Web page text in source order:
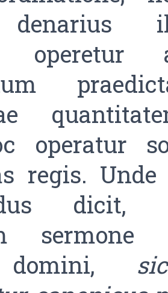
operetur
operatur
regis. Unde
dicit,
sermone